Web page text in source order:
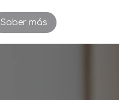
Saber más